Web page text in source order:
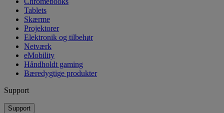
Tablets
Skærme
Projektorer
Elektronik og tilbehør
Netværk
eMobility
Håndholdt gaming
Bæredygtige produkter
Support
Support